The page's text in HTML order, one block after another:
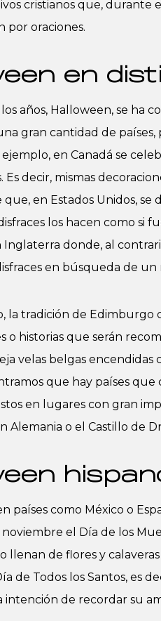
cristianos que, durante
por oraciones.
en
años, Halloween, se ha
gran cantidad de
en Canadá se
Es decir, mismas
que, en Estados Unidos,
los hacen como si
donde, al
en búsqueda de un
la tradición de Edimburgo
o historias que serán
velas belgas
que hay países que
en lugares con gran
Alemania o el Castillo de
países como México o
el Día de los
llenan de flores y
de Todos los Santos, es
intención de recordar su